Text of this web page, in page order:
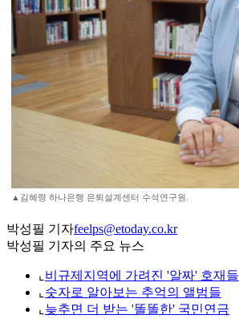
▲김혜령 하나은행 은퇴설계센터 수석연구원.
박성필 기자feelps@etoday.co.kr
박성필 기자의 주요 뉴스
⌞ 비규제지역에 가려진 '알짜' 호재들
⌞ 숫자로 알아보는 추억의 앨범들
⌞ 늦추면 더 받는 '똘똘한' 국민연금